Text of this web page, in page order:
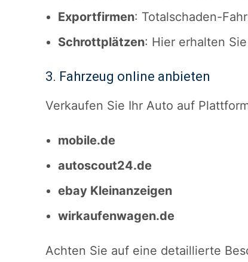
Exportfirmen: Totalschaden-
Schrottplätzen: Hier erhalten
3. Fahrzeug online anbieten
Verkaufen Sie Ihr Auto auf
mobile.de
autoscout24.de
ebay Kleinanzeigen
wirkaufenwagen.de
Achten Sie auf eine detaillierte